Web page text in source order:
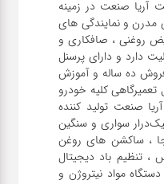
آریا صنعت در زمینه
و نمایندگی های
روغنی ، صافکاری و
دارد و دارای پرسنل
ده ساله و آموزش
کلیه خودرو
صنعت تولید کننده
سواری و ‌سنگین
، ساکشن های روغن
، تنظیم باد دیجیتال
مواد نیتروژن و